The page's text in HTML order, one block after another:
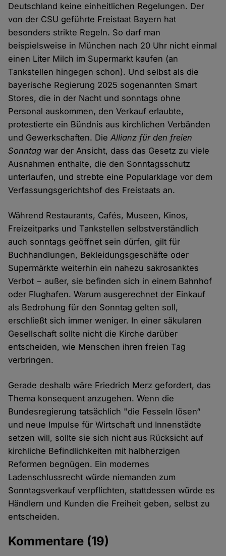
Deutschland keine einheitlichen Regelungen. Der
von der CSU geführte Freistaat Bayern hat
besonders strikte Regeln. So darf man
beispielsweise in München nach 20 Uhr nicht einmal
einen Liter Milch im Supermarkt kaufen (an
Tankstellen hingegen schon). Und selbst als die
bayerische Regierung 2025 sogenannten Smart
Stores, die in der Nacht und sonntags ohne
Personal auskommen, den Verkauf erlaubte,
protestierte ein Bündnis aus kirchlichen Verbänden
und Gewerkschaften. DieAllianz für den freien
Sonntag war der Ansicht, dass das Gesetz zu viele
Ausnahmen enthalte, die den Sonntagsschutz
unterlaufen, und strebte eine Popularklage vor dem
Verfassungsgerichtshof des Freistaats an.
Während Restaurants, Cafés, Museen, Kinos,
Freizeitparks und Tankstellen selbstverständlich
auch sonntags geöffnet sein dürfen, gilt für
Buchhandlungen, Bekleidungsgeschäfte oder
Supermärkte weiterhin ein nahezu sakrosanktes
Verbot − außer, sie befinden sich in einem Bahnhof
oder Flughafen. Warum ausgerechnet der Einkauf
als Bedrohung für den Sonntag gelten soll,
erschließt sich immer weniger. In einer säkularen
Gesellschaft sollte nicht die Kirche darüber
entscheiden, wie Menschen ihren freien Tag
verbringen.
Gerade deshalb wäre Friedrich Merz gefordert, das
Thema konsequent anzugehen. Wenn die
Bundesregierung tatsächlich "die Fesseln lösen“
und neue Impulse für Wirtschaft und Innenstädte
setzen will, sollte sie sich nicht aus Rücksicht auf
kirchliche Befindlichkeiten mit halbherzigen
Reformen begnügen. Ein modernes
Ladenschlussrecht würde niemanden zum
Sonntagsverkauf verpflichten, stattdessen würde es
Händlern und Kunden die Freiheit geben, selbst zu
entscheiden.
Kommentare (19)